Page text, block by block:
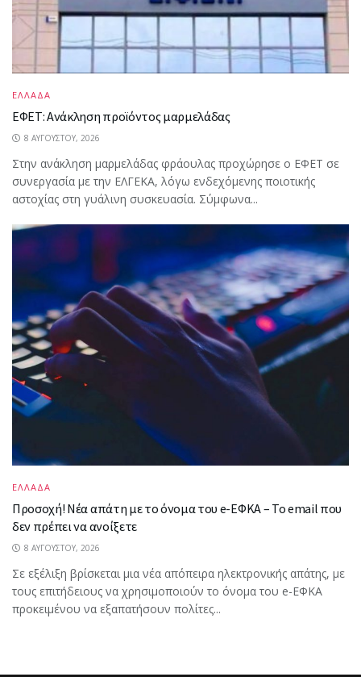
ΕΛΛΑΔΑ
ΕΦΕΤ: Ανάκληση προϊόντος μαρμελάδας
8 ΑΥΓΟΎΣΤΟΥ, 2026
Στην ανάκληση μαρμελάδας φράουλας προχώρησε ο ΕΦΕΤ σε
συνεργασία με την ΕΛΓΕΚΑ, λόγω ενδεχόμενης ποιοτικής
αστοχίας στη γυάλινη συσκευασία. Σύμφωνα...
ΕΛΛΑΔΑ
Προσοχή! Νέα απάτη με το όνομα του e-ΕΦΚΑ – Το email που
δεν πρέπει να ανοίξετε
8 ΑΥΓΟΎΣΤΟΥ, 2026
Σε εξέλιξη βρίσκεται μια νέα απόπειρα ηλεκτρονικής απάτης, με
τους επιτήδειους να χρησιμοποιούν το όνομα του e-ΕΦΚΑ
προκειμένου να εξαπατήσουν πολίτες...